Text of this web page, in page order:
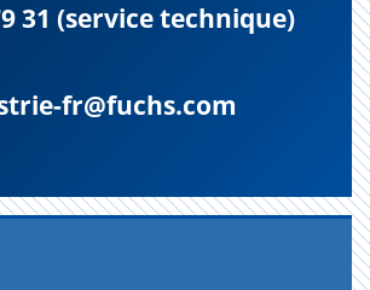
31 (service technique)
fr@fuchs.com